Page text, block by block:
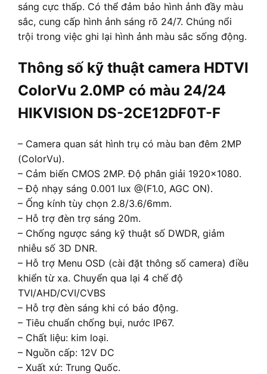
sáng cực thấp. Có thể đảm bảo hình ảnh đầy màu
sắc, cung cấp hình ảnh sáng rõ 24/7. Chúng nổi
trội trong việc ghi lại hình ảnh màu sắc sống động.
Thông số kỹ thuật camera HDTVI
ColorVu 2.0MP có màu 24/24
HIKVISION DS-2CE12DF0T-F
– Camera quan sát hình trụ có màu ban đêm 2MP
(ColorVu).
– Cảm biến CMOS 2MP. Độ phân giải 1920×1080.
– Độ nhạy sáng 0.001 lux @(F1.0, AGC ON).
– Ống kính tùy chọn 2.8/3.6/6mm.
– Hỗ trợ đèn trợ sáng 20m.
– Chống ngược sáng kỹ thuật số DWDR, giảm
nhiễu số 3D DNR.
– Hỗ trợ Menu OSD (cài đặt thông số camera) điều
khiển từ xa. Chuyển qua lại 4 chế độ
TVI/AHD/CVI/CVBS
– Hỗ trợ đèn sáng khi có báo động.
– Tiêu chuẩn chống bụi, nước IP67.
– Chất liệu: kim loại.
– Nguồn cấp: 12V DC
– Xuất xứ: Trung Quốc.